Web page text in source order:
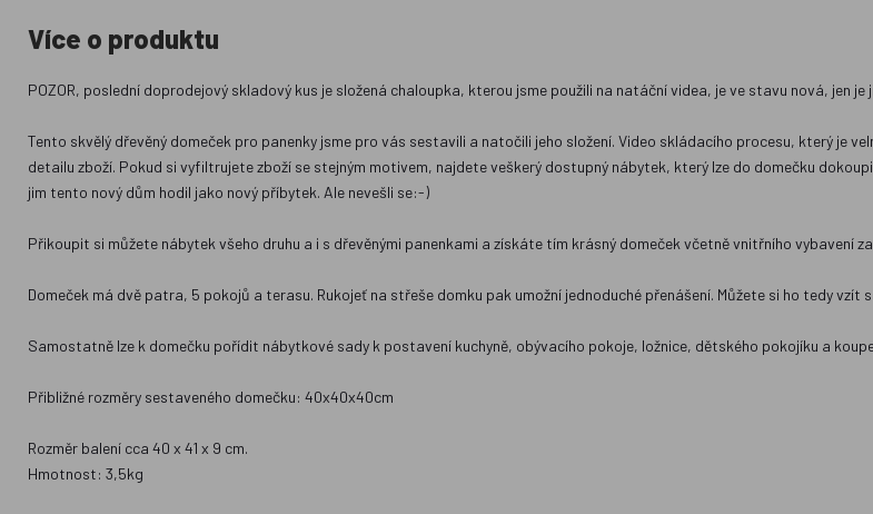
Více o produktu
POZOR, poslední doprodejový skladový kus je složená chaloupka, kterou jsme použili na natáční videa, je ve stavu nová, jen je
Tento skvělý dřevěný domeček pro panenky jsme pro vás sestavili a natočili jeho složení. Video skládacího procesu, který je
detailu zboží. Pokud si vyfiltrujete zboží se stejným motivem, najdete veškerý dostupný nábytek, který lze do domečku
jim tento nový dům hodil jako nový příbytek. Ale nevešli se:-)
Přikoupit si můžete nábytek všeho druhu a i s dřevěnými panenkami a získáte tím krásný domeček včetně vnitřního vybavení
Domeček má dvě patra, 5 pokojů a terasu. Rukojeť na střeše domku pak umožní jednoduché přenášení. Můžete si ho tedy vzít
Samostatně lze k domečku pořídit nábytkové sady k postavení kuchyně, obývacího pokoje, ložnice, dětského pokojíku a
Přibližné rozměry sestaveného domečku: 40x40x40cm
Rozměr balení cca 40 x 41 x 9 cm.
Hmotnost: 3,5kg